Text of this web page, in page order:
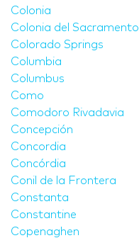
Colonia
Colonia del Sacramento
Colorado Springs
Columbia
Columbus
Como
Comodoro Rivadavia
Concepción
Concordia
Concórdia
Conil de la Frontera
Constanta
Constantine
Copenaghen